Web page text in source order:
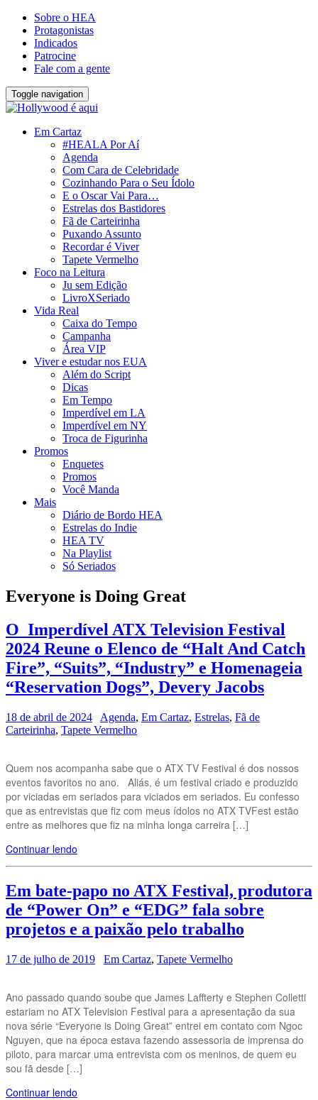
Sobre o HEA
Protagonistas
Indicados
Patrocine
Fale com a gente
Toggle navigation
Em Cartaz
#HEALA Por Aí
Agenda
Com Cara de Celebridade
Cozinhando Para o Seu Ídolo
E o Oscar Vai Para…
Estrelas dos Bastidores
Fã de Carteirinha
Puxando Assunto
Recordar é Viver
Tapete Vermelho
Foco na Leitura
Ju sem Edição
LivroXSeriado
Vida Real
Caixa do Tempo
Campanha
Área VIP
Viver e estudar nos EUA
Além do Script
Dicas
Em Tempo
Imperdível em LA
Imperdível em NY
Troca de Figurinha
Promos
Enquetes
Promos
Você Manda
Mais
Diário de Bordo HEA
Estrelas do Indie
HEA TV
Na Playlist
Só Seriados
Everyone is Doing Great
O Imperdível ATX Television Festival
2024 Reune o Elenco de “Halt And Catch
Fire”, “Suits”, “Industry” e Homenageia
“Reservation Dogs”, Devery Jacobs
18 de abril de 2024 Agenda, Em Cartaz, Estrelas, Fã de
Carteirinha, Tapete Vermelho
Quem nos acompanha sabe que o ATX TV Festival é dos nossos
eventos favoritos no ano. Aliás, é um festival criado e produzido
por viciadas em seriados para viciados em seriados. Eu confesso
que as entrevistas que fiz com meus ídolos no ATX TVFest estão
entre as melhores que fiz na minha longa carreira […]
Continuar lendo
Em bate-papo no ATX Festival, produtora
de “Power On” e “EDG” fala sobre
projetos e a paixão pelo trabalho
17 de julho de 2019 Em Cartaz, Tapete Vermelho
Ano passado quando soube que James Laffterty e Stephen Colletti
estariam no ATX Television Festival para a apresentação da sua
nova série “Everyone is Doing Great” entrei em contato com Ngoc
Nguyen, que na época estava fazendo assessoria de imprensa do
piloto, para marcar uma entrevista com os meninos, de quem eu
sou fã desde […]
Continuar lendo